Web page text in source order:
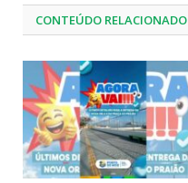
CONTEÚDO RELACIONADO